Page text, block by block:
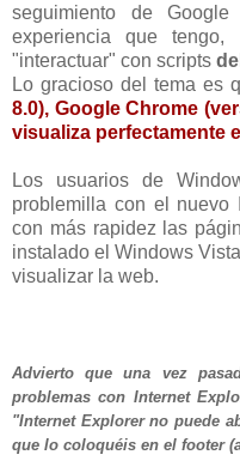
seguimiento de
experiencia que tengo,
"interactuar" con scripts
Lo gracioso del tema es
8.0), Google Chrome
visualiza perfectamente
Los usuarios de
problemilla con el nuevo
con más rapidez las
instalado el Windows
visualizar la web.
Advierto que una vez
problemas con Internet
"Internet Explorer no puede
que lo coloquéis en el footer